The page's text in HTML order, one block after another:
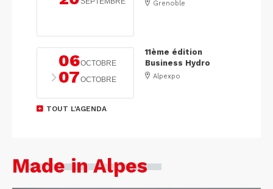
Grenoble
06OCTOBRE
07OCTOBRE
11ème édition
Business Hydro
Alpexpo
TOUT L'AGENDA
Made in Alpes